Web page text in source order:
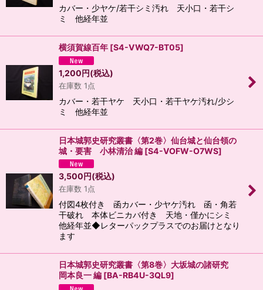
カバー・少ヤケ/若干シミ汚れ 天小口・若干シ
ミ 他経年並
横須賀線百年 [S4-VWQ7-BT05]
1,200円(税込)
在庫数 1点
カバー・若干ヤケ 天小口・若干ヤケ汚れ/少シ
ミ 他経年並
日本城郭史研究叢書〈第2巻〉仙台城と仙台領の
城・要害 小林清治 編 [S4-VOFW-O7WS]
3,500円(税込)
在庫数 1点
付図4枚付き 函カバー・少ヤケ汚れ 函・角若
干破れ 本体ビニカバ付き 天地・僅かにシミ
他経年並◆レターパックプラスでのお届けとなり
ます
日本城郭史研究叢書〈第8巻〉大坂城の諸研究
岡本良一 編 [BA-RB4U-3QL9]